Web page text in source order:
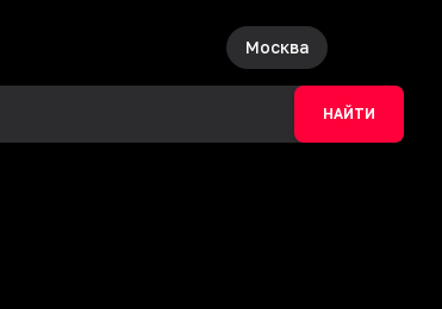
Москва
НАЙТИ